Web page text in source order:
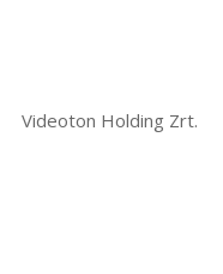
Videoton Holding Zrt.